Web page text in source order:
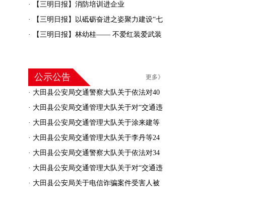
·
【三明日报】消防培训进企业
·
【三明日报】以砥砺奋进之姿聚力建设“七
彩大田”
· 【三明日报】林幼桂—— 不爱红装爱武装
更多》
公示公告
· 大田县公安局交通警察大队关于依法对40
名机动车驾驶人驾驶证作废的公告
· 大田县公安局交通管理大队关于对“交通违
法逾期未接受处理的机动车”进行处理的公告
· 大田县公安局交通管理大队关于涂来建等
30人交通安全违法行为处罚告知的公告
· 大田县公安局交通管理大队关于李丹等24
人交通安全违法行为处罚告知的公告
· 大田县公安局交通警察大队关于依法对34
名机动车驾驶人驾驶证作废的公告
· 大田县公安局交通管理大队关于对“交通违
法逾期未接受处理的机动车”进行处理的公告
· 大田县公安局关于电信诈骗案件受害人被